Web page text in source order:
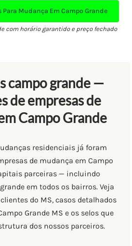
Para Mudança Em Campo Grande
com horário garantido e preço fechado
campo grande —
de empresas de
Campo Grande
residenciais já foram
de mudança em Campo
parceiras — incluindo
em todos os bairros. Veja
do MS, casos detalhados
Grande MS e os selos que
dos nossos parceiros.